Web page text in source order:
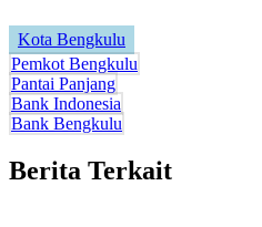
Kota Bengkulu
Pemkot Bengkulu
Pantai Panjang
Bank Indonesia
Bank Bengkulu
Berita Terkait